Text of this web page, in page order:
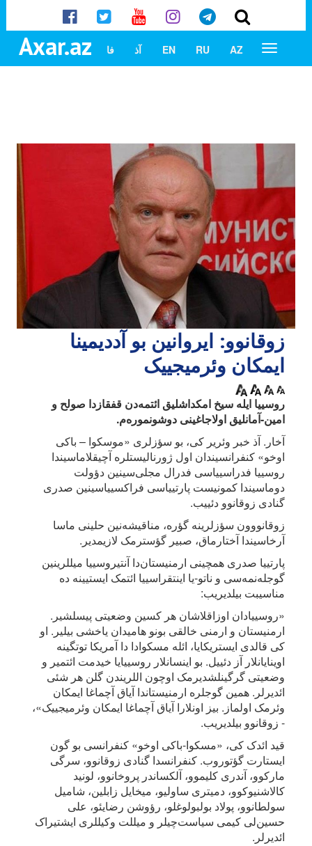
Axar.az AZ
RU
EN آذ فا
زوقانوو: ایروانین بو آددیمینا
ایمکان وئرمیجییک
روسییا ایله سیخ امکداشلیق ائتمه‌دن قفقازدا صولح و
امین-آمانلیق اولاجاغینی دوشونموره‌م.
آخار. آذ خبر وئریر کی، بو سؤزلری «موسکوا – باکی
اوخو» کنفرانسیندان اول ژورنالیستلره آچیقلاماسیندا
روسییا فدراسییاسی فدرال مجلی‌سینین دؤولت
دوماسیندا کمونیست پارتییاسی فراکسییاسینین صدری
گنادی زوقانوو دئییب.
زوقانووون سؤزلرینه گؤره، مناقیشه‌نین حلینی ماسا
آرخاسیندا آختارماق، صبیر گؤسترمک لازیمدیر.
پارتییا صدری همچینی ارمنیستان‌دا آنتیروسییا میللرینین
گوجله‌نمه‌سی و ناتو-یا اینتقراسییا ائتمک ایستیینه ده
مناسیبت بیلدیریب:
«روسییادان اوزاقلاشان هر کسین وضعیتی پیسلشیر.
ارمنیستان و ارمنی خالقی بونو هامیدان یاخشی بیلیر. او
کی قالدی ایستریکایا، ائله مسکوادا دا آمریکا توتگینه
اوینایانلار آز دئییل. بو اینسانلار روسییایا خیدمت ائتمیر و
وضعیتی گرگینلشدیرمک اوچون اللریندن گلن هر شئی
ائدیرلر. همین گوجلره ارمنیستاندا آیاق آچماغا ایمکان
وئرمک اولماز. بیز اونلارا آیاق آچماغا ایمکان وئرمیجییک»،
- زوقانوو بیلدیریب.
قید ائدک کی، «مسکوا-باکی اوخو» کنفرانسی بو گون
ایستارت گؤتوروب. کنفرانسدا گنادی زوقانوو، سرگی
مارکوو، آندری کلیموو، آلکساندر پروخانوو، لونید
کالاشنیوکوو، دمیتری ساولیو، میخایل زابلین، شامیل
سولطانوو، پولاد بولبولوغلو، رؤوشن رضایئو، علی
حسین‌لی کیمی سیاست‌چیلر و میللت وکیللری ایشتیراک
ائدیرلر.